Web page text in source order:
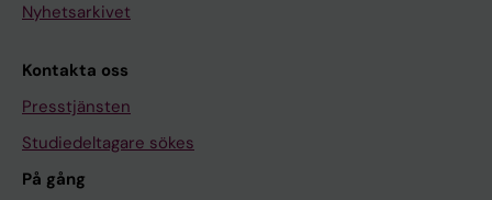
Nyhetsarkivet
Kontakta oss
Presstjänsten
Studiedeltagare sökes
På gång